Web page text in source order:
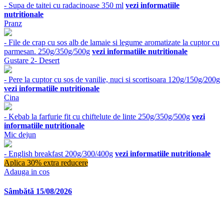
- Supa de taitei cu radacinoase 350 ml vezi informatiile
nutritionale
Pranz
- File de crap cu sos alb de lamaie si legume aromatizate la cuptor cu
parmesan. 250g/350g/500g vezi informatiile nutritionale
Gustare 2- Desert
- Pere la cuptor cu sos de vanilie, nuci si scortisoara 120g/150g/200g
vezi informatiile nutritionale
Cina
- Kebab la farfurie fit cu chiftelute de linte 250g/350g/500g vezi
informatiile nutritionale
Mic dejun
- English breakfast 200g/300/400g vezi informatiile nutritionale
Aplica 30% extra reducere
Adauga in cos
Sâmbătă 15/08/2026